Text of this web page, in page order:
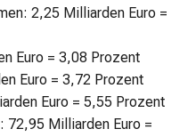
2,25 Milliarden Euro =
Euro = 3,08 Prozent
Euro = 3,72 Prozent
Euro = 5,55 Prozent
72,95 Milliarden Euro =